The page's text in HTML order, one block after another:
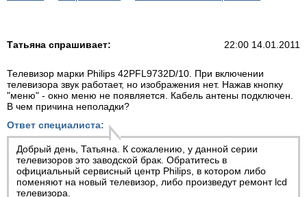
Татьяна спрашивает: 22:00 14.01.2011
Телевизор марки Philips 42PFL9732D/10. При включении
телевизора звук работает, но изображения нет. Нажав кнопку
"меню" - окно меню не появляется. Кабель антены подключен.
В чем причина неполадки?
Ответ специалиста:
Добрый день, Татьяна. К сожалению, у данной серии
телевизоров это заводской брак. Обратитесь в
официальный сервисный центр Philips, в котором либо
поменяют на новый телевизор, либо произведут ремонт lcd
телевизора